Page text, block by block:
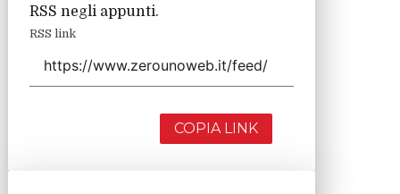
RSS negli appunti.
RSS link
COPIA LINK